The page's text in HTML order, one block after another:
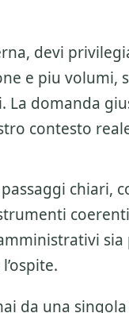
devi
e piu volumi,
domanda
contesto
chiari,
da una